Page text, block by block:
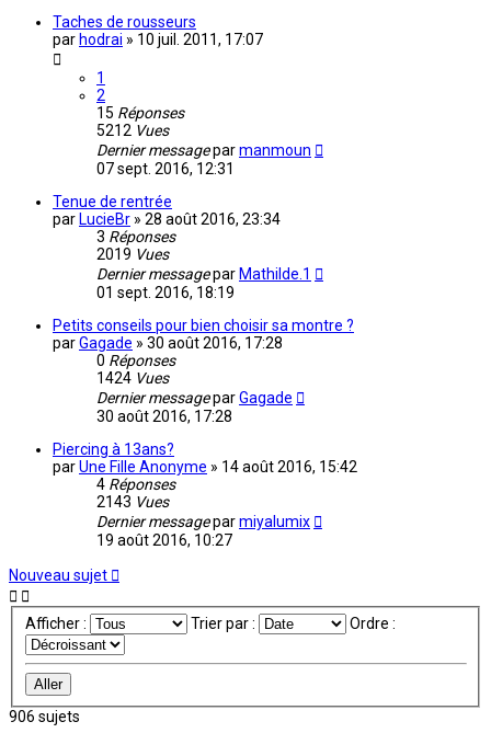
Taches de rousseurs
par hodrai » 10 juil. 2011, 17:07
1
2
15 Réponses
5212 Vues
Dernier messageparmanmoun
07 sept. 2016, 12:31
Tenue de rentrée
par LucieBr » 28 août 2016, 23:34
3 Réponses
2019 Vues
Dernier messagepar Mathilde.1
01 sept. 2016, 18:19
Petits conseils pour bien choisir sa montre ?
parGagade » 30 août 2016, 17:28
0 Réponses
1424 Vues
Dernier messageparGagade
30 août 2016, 17:28
Piercing à 13ans?
parUne Fille Anonyme » 14 août 2016, 15:42
4 Réponses
2143 Vues
Dernier messageparmiyalumix
19 août 2016, 10:27
Nouveau sujet
Afficher : Trier par : Ordre :
906 sujets